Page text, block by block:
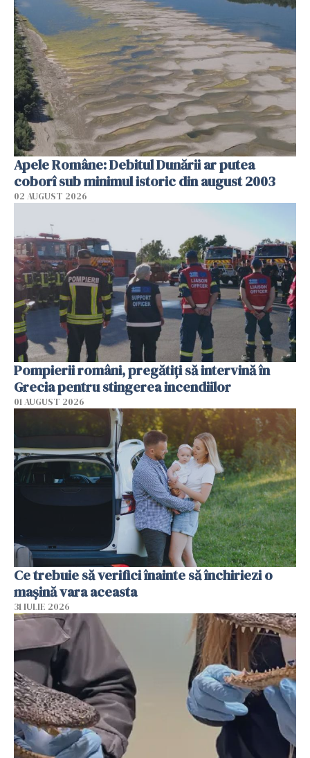
Apele Române: Debitul Dunării ar putea
coborî sub minimul istoric din august 2003
02 AUGUST 2026
Pompierii români, pregătiţi să intervină în
Grecia pentru stingerea incendiilor
01 AUGUST 2026
Ce trebuie să verifici înainte să închiriezi o
mașină vara aceasta
31 IULIE 2026